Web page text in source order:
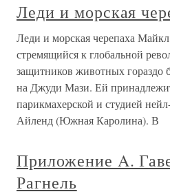
Леди и морская
Леди и морская черепаха
стремящийся к глобальной
защитников животных гораздо
на Джуди Мази. Ей
парикмахерской и студией
Айленд (Южная Каролина). В
Приложение A.
Рагнель